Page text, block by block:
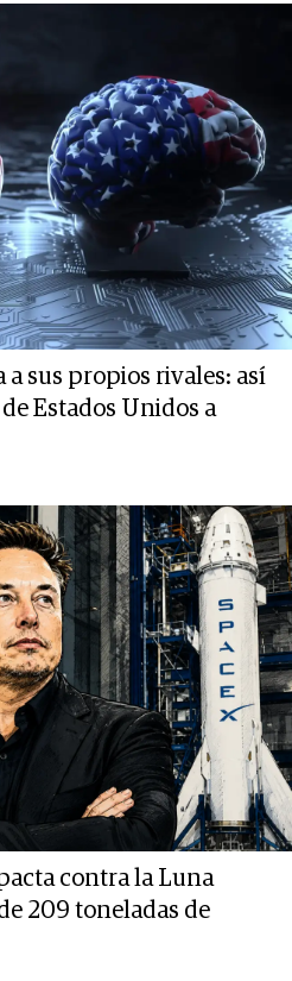
sus propios rivales: así
Estados Unidos a
contra la Luna
209 toneladas de